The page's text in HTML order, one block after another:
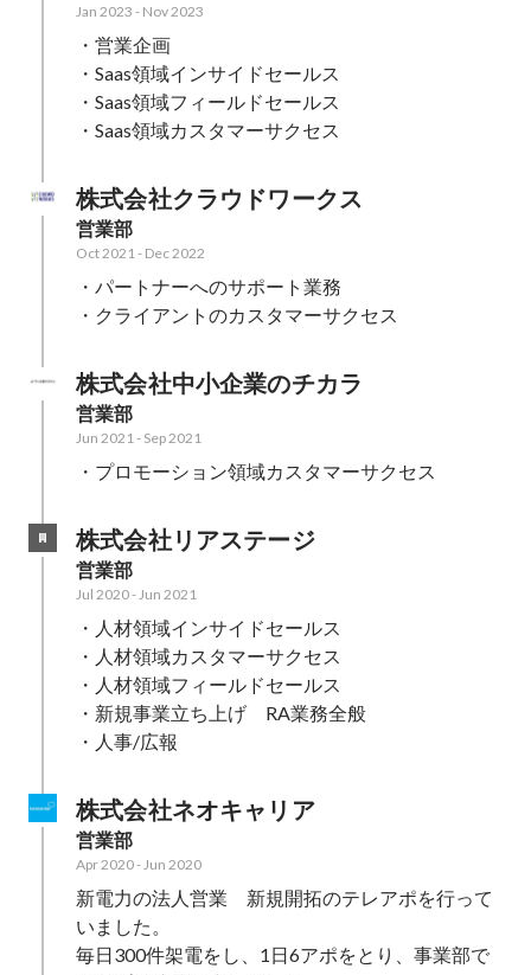
Jan 2023 - Nov 2023
・営業企画
・Saas領域インサイドセールス
・Saas領域フィールドセールス
・Saas領域カスタマーサクセス
株式会社クラウドワークス
営業部
Oct 2021 - Dec 2022
・パートナーへのサポート業務
・クライアントのカスタマーサクセス
株式会社中小企業のチカラ
営業部
Jun 2021 - Sep 2021
・プロモーション領域カスタマーサクセス
株式会社リアステージ
営業部
Jul 2020- Jun 2021
・人材領域インサイドセールス
・人材領域カスタマーサクセス
・人材領域フィールドセールス
・新規事業立ち上げ　RA業務全般
・人事/広報
株式会社ネオキャリア
営業部
Apr 2020- Jun 2020
新電力の法人営業　新規開拓のテレアポを行って
いました。
毎日300件架電をし、1日6アポをとり、事業部で